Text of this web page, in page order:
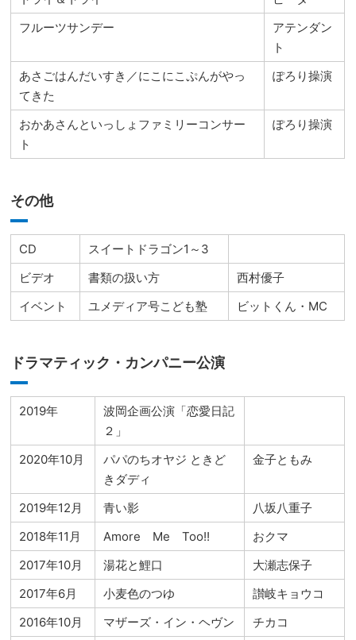
フルーツサンデー
アテンダン
ト
あさごはんだいすき／にこにこぷんがやっ
てきた
ぽろり操演
おかあさんといっしょファミリーコンサー
ト
ぽろり操演
その他
CD
スイートドラゴン1～3
ビデオ
書類の扱い方
西村優子
イベント
ユメディア号こども塾 ビットくん・MC
ドラマティック・カンパニー公演
2019年
波岡企画公演「恋愛日記
２」
2020年10月
パパのちオヤジ ときど
きダディ
金子ともみ
2019年12月 青い影
八坂八重子
2018年11月
Amore Me Too!!
おクマ
2017年10月
湯花と鯉口
大瀬志保子
2017年6月
小麦色のつゆ
讃岐キョウコ
2016年10月
マザーズ・イン・ヘヴン
チカコ